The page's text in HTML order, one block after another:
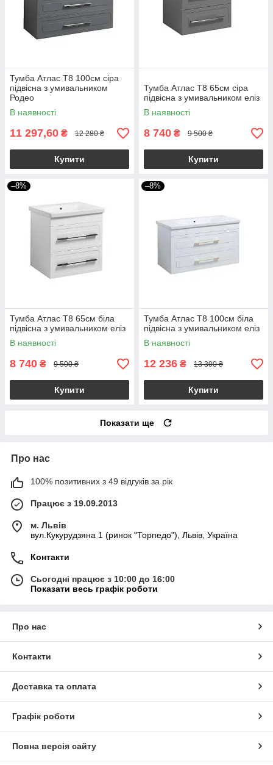
Тумба Атлас Т8 100см сіра
підвісна з умивальником
Родео
В наявності
11 297,60 ₴ 12 280 ₴
Купити
Тумба Атлас Т8 65см сіра
підвісна з умивальником еліз
В наявності
8 740 ₴ 9 500 ₴
Купити
–8%
Тумба Атлас Т8 65см біла
підвісна з умивальником еліз
В наявності
8 740 ₴ 9 500 ₴
Купити
–8%
Тумба Атлас Т8 100см біла
підвісна з умивальником еліз
В наявності
12 236 ₴ 13 300 ₴
Купити
Показати ще
Про нас
100% позитивних з 49 відгуків за рік
Працює з 19.09.2013
м. Львів
вул.Кукурудзяна 1 (ринок "Торпедо"), Львів, Україна
Контакти
Сьогодні працює з 10:00 до 16:00
Показати весь графік роботи
Про нас
Контакти
Доставка та оплата
Графік роботи
Повна версія сайту